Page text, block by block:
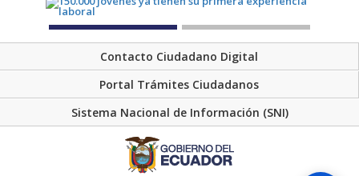
Contacto Ciudadano Digital
Portal Trámites Ciudadanos
Sistema Nacional de Información (SNI)